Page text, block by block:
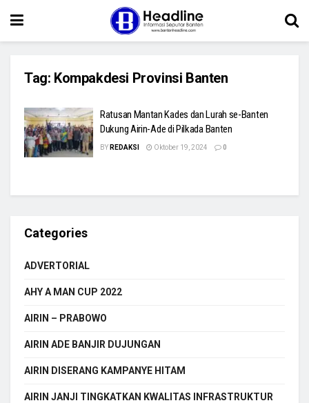
Tag: Kompakdesi Provinsi Banten
Ratusan Mantan Kades dan Lurah se-Banten
Dukung Airin-Ade di Pilkada Banten
BY REDAKSI Oktober 19, 2024 0
Categories
ADVERTORIAL
AHY A MAN CUP 2022
AIRIN – PRABOWO
AIRIN ADE BANJIR DUJUNGAN
AIRIN DISERANG KAMPANYE HITAM
AIRIN JANJI TINGKATKAN KWALITAS INFRASTRUKTUR